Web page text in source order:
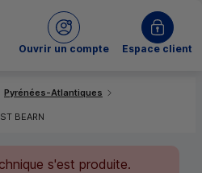
sur le site
Ouvrir un compte
du Crédit MutuelEspace client
Pyrénées-Atlantiques
BEARN
s'est produite.